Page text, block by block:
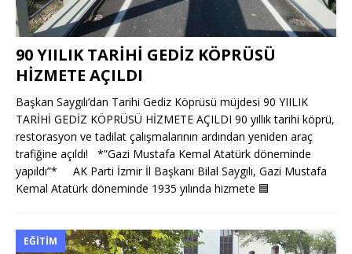
90 YIILIK TARİHİ GEDİZ KÖPRÜSÜ
HİZMETE AÇILDI
Başkan Saygılı’dan Tarihi Gediz Köprüsü müjdesi 90 YIILIK
TARİHİ GEDİZ KÖPRÜSÜ HİZMETE AÇILDI 90 yıllık tarihi köprü,
restorasyon ve tadilat çalışmalarının ardından yeniden araç
trafiğine açıldı! *”Gazi Mustafa Kemal Atatürk döneminde
yapıldı”* AK Parti İzmir İl Başkanı Bilal Saygılı, Gazi Mustafa
Kemal Atatürk döneminde 1935 yılında hizmete 🟦
EĞITIM